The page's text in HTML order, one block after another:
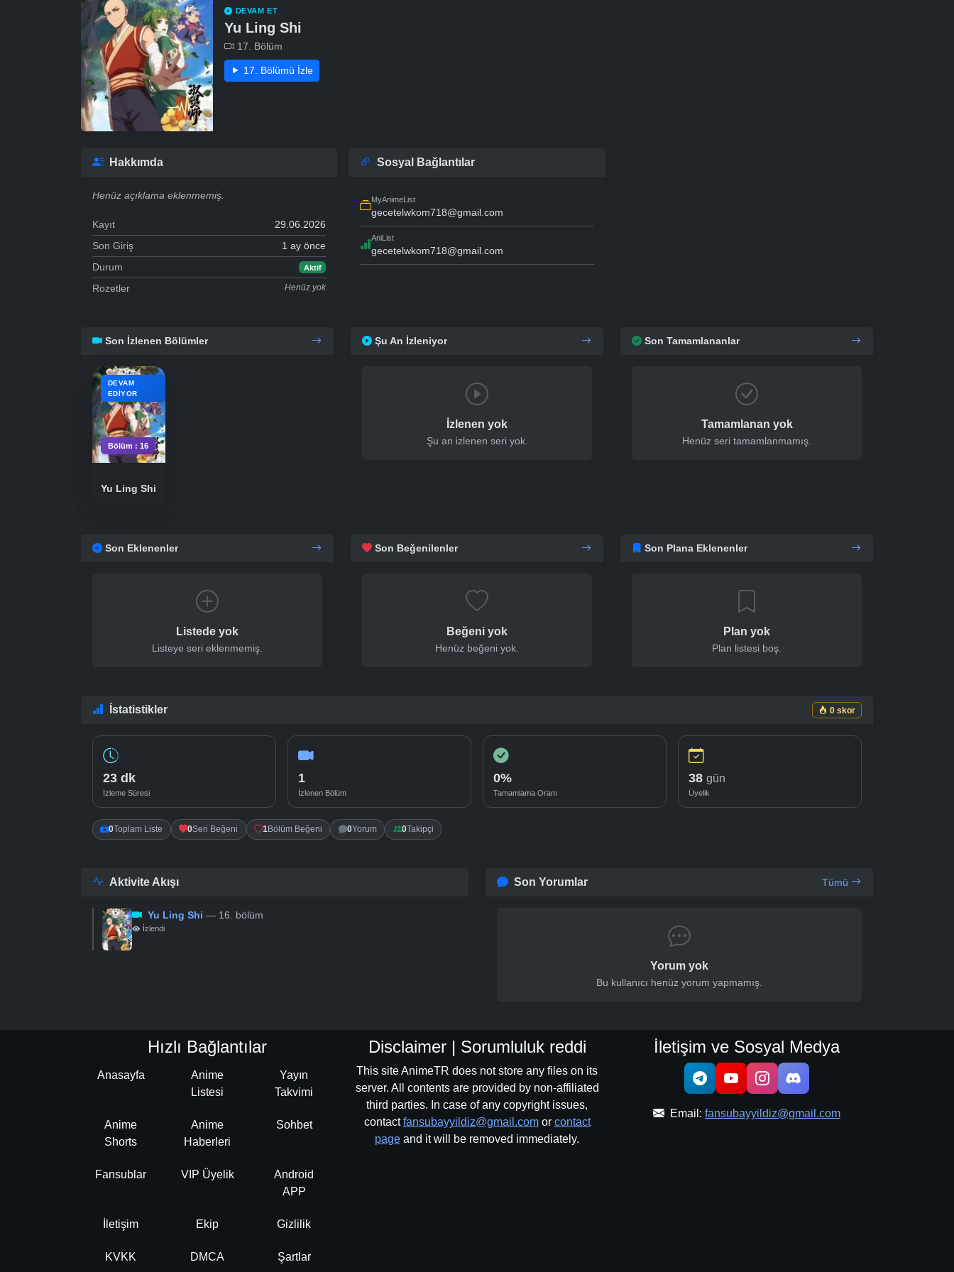
DEVAM ET
Yu Ling Shi
17. Bölüm
17. Bölümü İzle
Hakkımda
Henüz açıklama eklenmemiş.
Kayıt
29.06.2026
Son Giriş
1 ay önce
Durum
Aktif
Rozetler Henüz yok
Sosyal Bağlantılar
MyAnimeList
gecetelwkom718@gmail.com
AniList
gecetelwkom718@gmail.com
Son İzlenen Bölümler
DEVAM
EDIYOR
Bölüm : 16
Yu Ling Shi
Şu An İzleniyor
İzlenen yok
Şu an izlenen seri yok.
Son Tamamlananlar
Tamamlanan yok
Henüz seri tamamlanmamış.
Son Eklenenler
Listede yok
Listeye seri eklenmemiş.
Son Beğenilenler
Beğeni yok
Henüz beğeni yok.
Son Plana Eklenenler
Plan yok
Plan listesi boş.
İstatistikler 0 skor
23 dk
İzleme Süresi
1
İzlenen Bölüm
0%
Tamamlama Oranı
38 gün
Üyelik
0Toplam Liste 0Seri Beğeni 1Bölüm Beğeni 0Yorum 0Takipçi
Aktivite Akışı
Yu Ling Shi — 16. bölüm
İzlendi
Son Yorumlar Tümü
Yorum yok
Bu kullanıcı henüz yorum yapmamış.
Hızlı Bağlantılar
Anasayfa
Anime
Listesi
Yayın
Takvimi
Anime
Shorts
Anime
Haberleri
Sohbet
Fansublar VIP Üyelik
Android
APP
İletişim Ekip Gizlilik
KVKK DMCA Şartlar
Disclaimer | Sorumluluk reddi
This site AnimeTR does not store any files on its
server. All contents are provided by non-affiliated
third parties. In case of any copyright issues,
contactfansubayyildiz@gmail.comor contact
page and it will be removed immediately.
İletişim ve Sosyal Medya
Email: fansubayyildiz@gmail.com